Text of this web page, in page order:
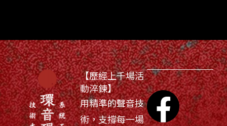
【歷經上千場活
動淬鍊】
用精準的聲音技
術，支撐每一場